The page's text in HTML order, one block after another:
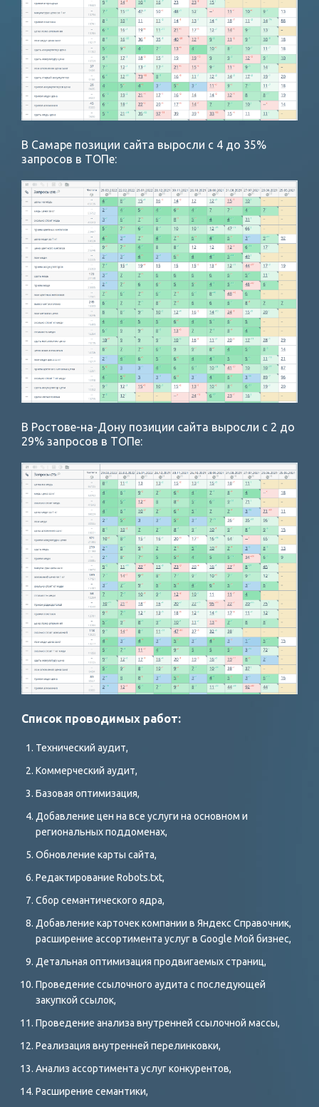
В Самаре позиции сайта выросли с 4 до 35%
запросов в ТОПе:
В Ростове-на-Дону позиции сайта выросли с 2 до
29% запросов в ТОПе:
Список проводимых работ:
Технический аудит,
Коммерческий аудит,
Базовая оптимизация,
Добавление цен на все услуги на основном и
региональных поддоменах,
Обновление карты сайта,
Редактирование Robots.txt,
Сбор семантического ядра,
Добавление карточек компании в Яндекс Справочник,
расширение ассортимента услуг в Google Мой бизнес,
Детальная оптимизация продвигаемых страниц,
Проведение ссылочного аудита с последующей
закупкой ссылок,
Проведение анализа внутренней ссылочной массы,
Реализация внутренней перелинковки,
Анализ ассортимента услуг конкурентов,
Расширение семантики,